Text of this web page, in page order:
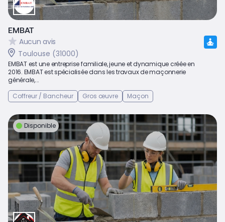
EMBAT
Aucun avis
Toulouse (31000)
EMBAT est une entreprise familiale, jeune et dynamique créée en
2016. EMBAT est spécialisée dans les travaux de maçonnerie
générale,...
Coffreur / Bancheur
Gros œuvre Maçon
Disponible